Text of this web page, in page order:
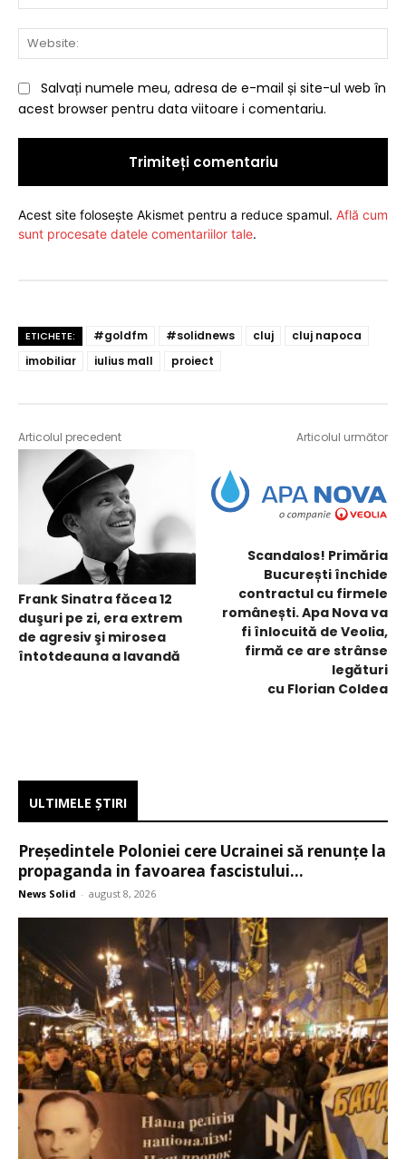
Salvați numele meu, adresa de e-mail și site-ul web în
acest browser pentru data viitoare i comentariu.
Acest site folosește Akismet pentru a reduce spamul. Află cum
sunt procesate datele comentariilor tale.
ETICHETE: #goldfm #solidnews cluj
cluj napoca
imobiliar
iulius mall proiect
Articolul precedent
Frank Sinatra făcea 12
duşuri pe zi, era extrem
de agresiv şi mirosea
întotdeauna a lavandă
Articolul următor
Scandalos! Primăria
București închide
contractul cu firmele
românești. Apa Nova va
fi înlocuită de Veolia,
firmă ce are strânse
legături
cu Florian Coldea
ULTIMELE ŞTIRI
Președintele Poloniei cere Ucrainei să renunțe la
propaganda in favoarea fascistului...
News Solid - august 8, 2026